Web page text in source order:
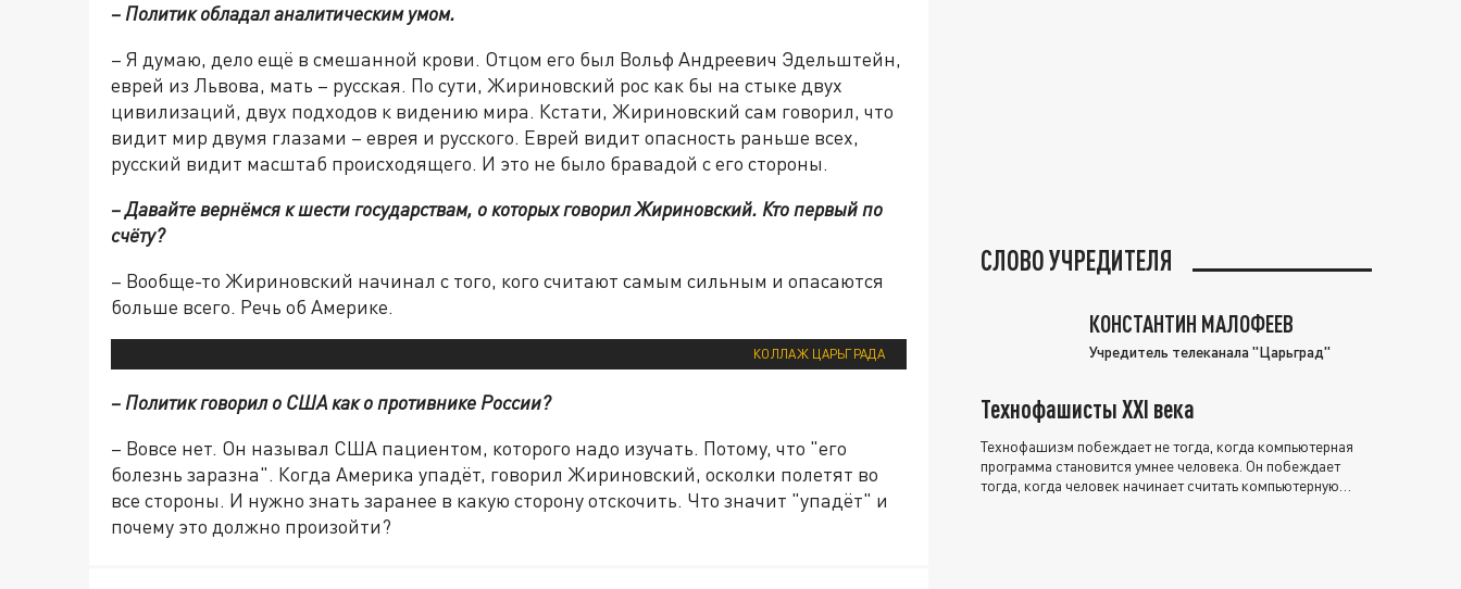
– Политик обладал аналитическим умом.
– Я думаю, дело ещё в смешанной крови. Отцом его был Вольф Андреевич Эдельштейн,
еврей из Львова, мать – русская. По сути, Жириновский рос как бы на стыке двух
цивилизаций, двух подходов к видению мира. Кстати, Жириновский сам говорил, что
видит мир двумя глазами – еврея и русского. Еврей видит опасность раньше всех,
русский видит масштаб происходящего. И это не было бравадой с его стороны.
– Давайте вернёмся к шести государствам, о которых говорил Жириновский. Кто первый по
счёту?
– Вообще-то Жириновский начинал с того, кого считают самым сильным и опасаются
больше всего. Речь об Америке.
КОЛЛАЖ ЦАРЬГРАДА
– Политик говорил о США как о противнике России?
– Вовсе нет. Он называл США пациентом, которого надо изучать. Потому, что "его
болезнь заразна". Когда Америка упадёт, говорил Жириновский, осколки полетят во
все стороны. И нужно знать заранее в какую сторону отскочить. Что значит "упадёт" и
почему это должно произойти?
СЛОВО УЧРЕДИТЕЛЯ
КОНСТАНТИН МАЛОФЕЕВ
Учредитель телеканала "Царьград"
Технофашисты XXI века
Технофашизм побеждает не тогда, когда компьютерная
программа становится умнее человека. Он побеждает
тогда, когда человек начинает считать компьютерную